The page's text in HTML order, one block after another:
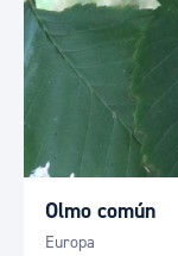
Olmo común
Europa